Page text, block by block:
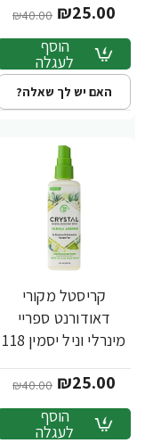
₪25.00
₪40.00
הוסף
לעגלה
האם יש לך שאלה?
קריסטל מקורי
דאודורנט ספריי
מינרלי וניל יסמין 118
Body
₪25.00
₪40.00
הוסף
לעגלה